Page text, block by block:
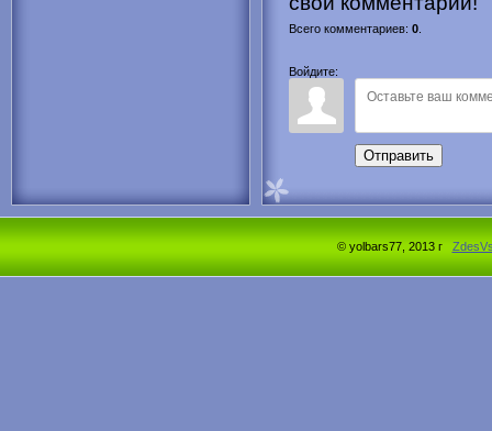
Всего комментариев: 0
Войдите:
Отправить
© yolbars77, 2013 г